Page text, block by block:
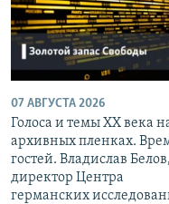
07 АВГУСТА 2026
Голоса и темы XX века
архивных пленках.
гостей. Владислав Белов,
директор Центра
германских